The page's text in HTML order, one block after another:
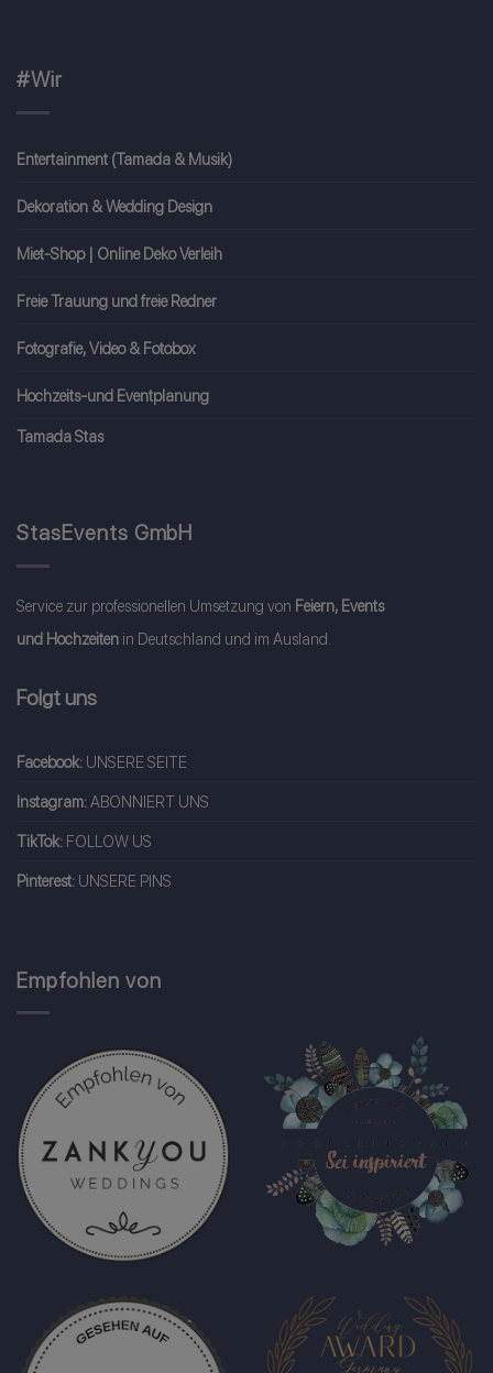
#Wir
Entertainment (Tamada & Musik)
Dekoration & Wedding Design
Miet-Shop | Online Deko Verleih
Freie Trauung und freie Redner
Fotografie, Video & Fotobox
Hochzeits-und Eventplanung
Tamada Stas
StasEvents GmbH
Service zur professionellen Umsetzung von Feiern, Events
und Hochzeiten in Deutschland und im Ausland.
Folgt uns
Facebook: UNSERE SEITE
Instagram:ABONNIERT UNS
TikTok: FOLLOW US
Pinterest: UNSERE PINS
Empfohlen von